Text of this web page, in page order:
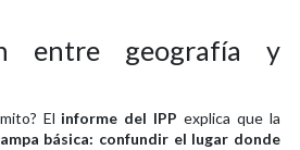
entre geografía y
El informe del IPP explica que la
básica: confundir el lugar donde